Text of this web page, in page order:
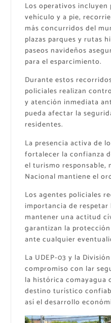
Los operativos
vehículo y a pie,
más concurridos del
plazas parques y rutas
paseos navideños
para el esparcimiento.
Durante estos
policiales realizan
y atención inmediata
pueda afectar la
residentes.
La presencia activa de
fortalecer la confianza
el turismo responsable,
Nacional mantiene el
Los agentes policiales
importancia de respetar
mantener una actitud
garantizan la
ante cualquier
La UDEP-03 y la
compromiso con lar
la histórica comayagua
destino turístico
así el desarrollo